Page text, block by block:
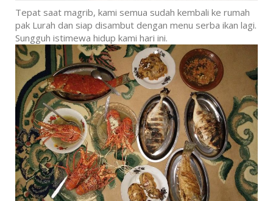
Tepat saat magrib, kami semua sudah kembali ke rumah
pak Lurah dan siap disambut dengan menu serba ikan lagi.
Sungguh istimewa hidup kami hari ini.